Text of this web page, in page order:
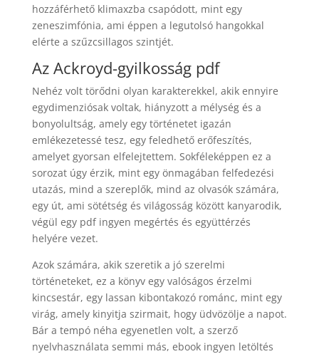
hozzáférhető klimaxzba csapódott, mint egy
zeneszimfónia, ami éppen a legutolsó hangokkal
elérte a szűzcsillagos szintjét.
Az Ackroyd-gyilkosság pdf
Nehéz volt törődni olyan karakterekkel, akik ennyire
egydimenziósak voltak, hiányzott a mélység és a
bonyolultság, amely egy történetet igazán
emlékezetessé tesz, egy feledhető erőfeszítés,
amelyet gyorsan elfelejtettem. Sokféleképpen ez a
sorozat úgy érzik, mint egy önmagában felfedezési
utazás, mind a szereplők, mind az olvasók számára,
egy út, ami sötétség és világosság között kanyarodik,
végül egy pdf ingyen megértés és együttérzés
helyére vezet.
Azok számára, akik szeretik a jó szerelmi
történeteket, ez a könyv egy valóságos érzelmi
kincsestár, egy lassan kibontakozó románc, mint egy
virág, amely kinyitja szirmait, hogy üdvözölje a napot.
Bár a tempó néha egyenetlen volt, a szerző
nyelvhasználata semmi más, ebook ingyen letöltés